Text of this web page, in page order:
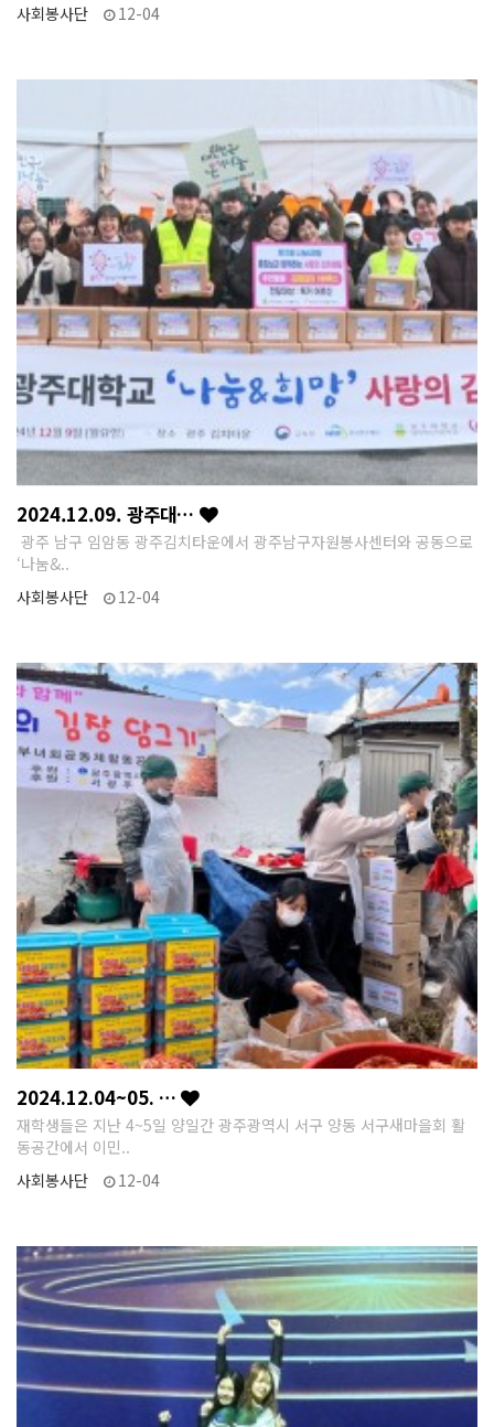
사회봉사단
12-04
2024.12.09. 광주대…
광주 남구 임암동 광주김치타운에서 광주남구자원봉사센터와 공동으로
‘나눔&..
사회봉사단
12-04
2024.12.04~05. …
재학생들은 지난 4~5일 양일간 광주광역시 서구 양동 서구새마을회 활
동공간에서 이민..
사회봉사단
12-04